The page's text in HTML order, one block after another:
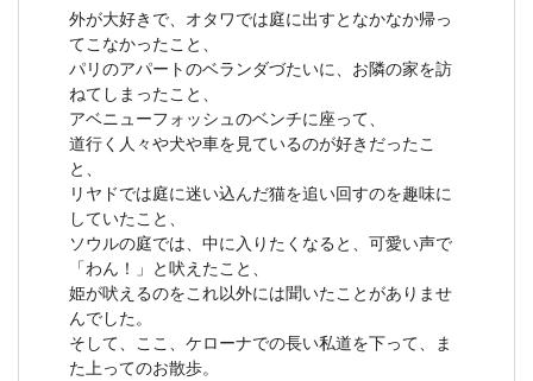
外が大好きで、オタワでは庭に出すとなかなか帰っ
てこなかったこと、
パリのアパートのベランダづたいに、お隣の家を訪
ねてしまったこと、
アベニューフォッシュのベンチに座って、
道行く人々や犬や車を見ているのが好きだったこ
と、
リヤドでは庭に迷い込んだ猫を追い回すのを趣味に
していたこと、
ソウルの庭では、中に入りたくなると、可愛い声で
「わん！」と吠えたこと、
姫が吠えるのをこれ以外には聞いたことがありませ
んでした。
そして、ここ、ケローナでの長い私道を下って、ま
た上ってのお散歩。